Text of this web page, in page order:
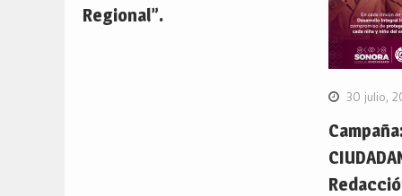
Regional”.
30 julio,